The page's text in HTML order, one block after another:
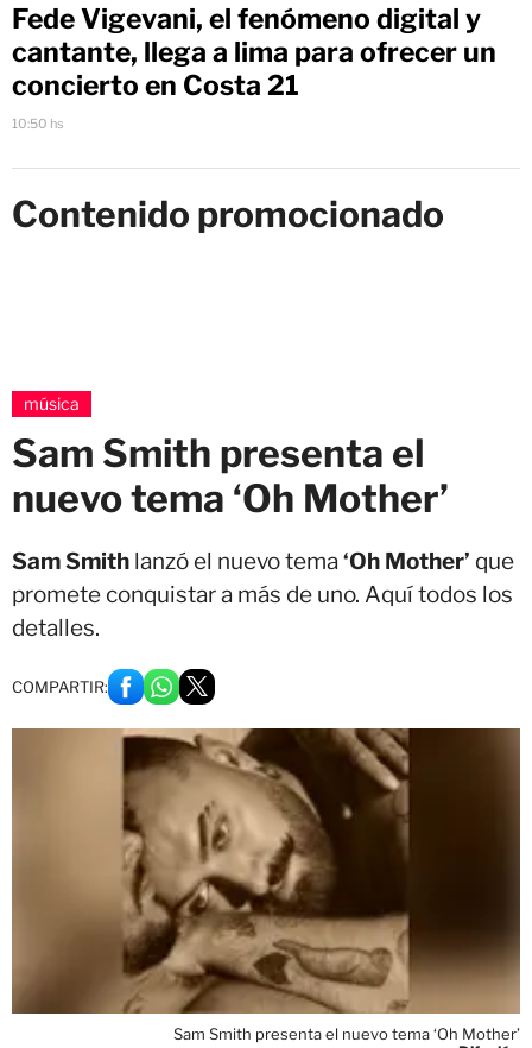
Fede Vigevani, el fenómeno digital y
cantante, llega a lima para ofrecer un
concierto en Costa 21
10:50 hs
Contenido promocionado
música
Sam Smith presenta el
nuevo tema ‘Oh Mother’
Sam Smith lanzó el nuevo tema ‘Oh Mother’ que
promete conquistar a más de uno. Aquí todos los
detalles.
COMPARTIR:
Sam Smith presenta el nuevo tema ‘Oh Mother’